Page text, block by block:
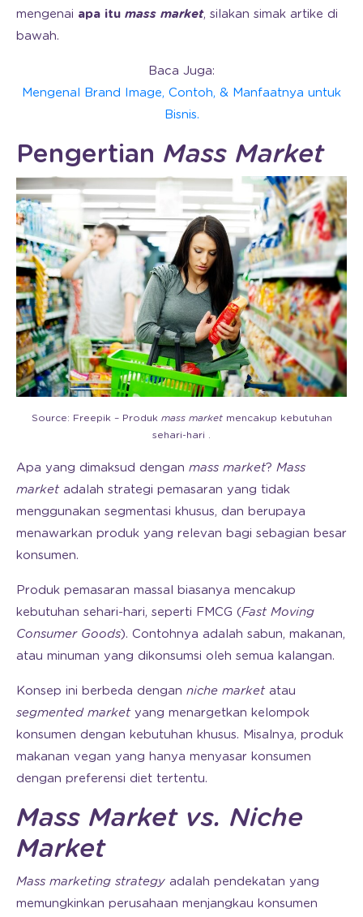
mengenai apa itu mass market, silakan simak artike di
bawah.
Baca Juga:
Mengenal Brand Image, Contoh, & Manfaatnya untuk
Bisnis.
Pengertian Mass Market
Source: Freepik – Produk mass marketmencakup kebutuhan
sehari-hari .
Apa yang dimaksud dengan mass market? Mass
marketadalah strategi pemasaran yang tidak
menggunakan segmentasi khusus, dan berupaya
menawarkan produk yang relevan bagi sebagian besar
konsumen.
Produk pemasaran massal biasanya mencakup
kebutuhan sehari-hari, seperti FMCG (Fast Moving
Consumer Goods). Contohnya adalah sabun, makanan,
atau minuman yang dikonsumsi oleh semua kalangan.
Konsep ini berbeda dengan niche marketatau
segmented marketyang menargetkan kelompok
konsumen dengan kebutuhan khusus. Misalnya, produk
makanan vegan yang hanya menyasar konsumen
dengan preferensi diet tertentu.
Mass Market vs. Niche
Market
Mass marketing strategy adalah pendekatan yang
memungkinkan perusahaan menjangkau konsumen